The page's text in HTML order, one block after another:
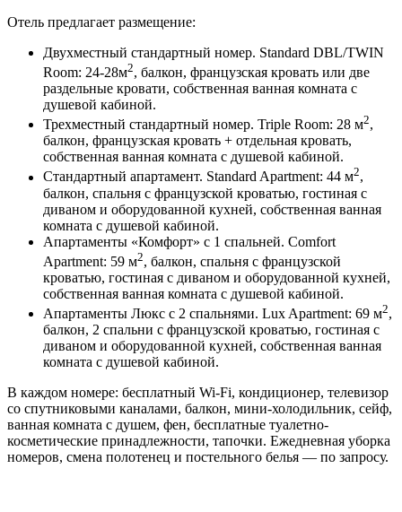
Отель предлагает размещение:
Двухместный стандартный номер. Standard DBL/TWIN
Room: 24-28м2, балкон, французская кровать или две
раздельные кровати, собственная ванная комната с
душевой кабиной.
Трехместный стандартный номер. Triple Room: 28 м2,
балкон, французская кровать + отдельная кровать,
собственная ванная комната с душевой кабиной.
Стандартный апартамент. Standard Apartment: 44 м2,
балкон, спальня с французской кроватью, гостиная с
диваном и оборудованной кухней, собственная ванная
комната с душевой кабиной.
Апартаменты «Комфорт» с 1 спальней. Comfort
Apartment: 59 м2, балкон, спальня с французской
кроватью, гостиная с диваном и оборудованной кухней,
собственная ванная комната с душевой кабиной.
Апартаменты Люкс с 2 спальнями. Lux Apartment: 69 м2,
балкон, 2 спальни с французской кроватью, гостиная с
диваном и оборудованной кухней, собственная ванная
комната с душевой кабиной.
В каждом номере: бесплатный Wi-Fi, кондиционер, телевизор
со спутниковыми каналами, балкон, мини-холодильник, сейф,
ванная комната с душем, фен, бесплатные туалетно-
косметические принадлежности, тапочки. Ежедневная уборка
номеров, смена полотенец и постельного белья — по запросу.